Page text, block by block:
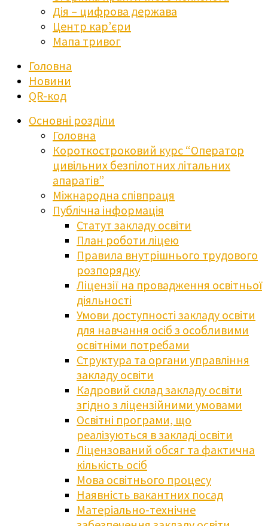
Дія – цифрова держава
Центр кар’єри
Мапа тривог
Головна
Новини
QR-код
Основні розділи
Головна
Короткостроковий курс “Оператор
цивільних безпілотних літальних
апаратів”
Міжнародна співпраця
Публічна інформація
Статут закладу освіти
План роботи ліцею
Правила внутрішнього трудового
розпорядку
Ліцензії на провадження освітньої
діяльності
Умови доступності закладу освіти
для навчання осіб з особливими
освітніми потребами
Структура та органи управління
закладу освіти
Кадровий склад закладу освіти
згідно з ліцензійними умовами
Освітні програми, що
реалізуються в закладі освіти
Ліцензований обсяг та фактична
кількість осіб
Мова освітнього процесу
Наявність вакантних посад
Матеріально-технічне